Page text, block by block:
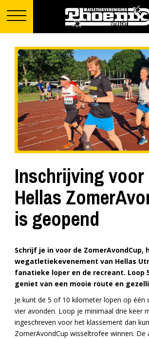
Inschrijving voor
Hellas
is geopend
Schrijf je in voor de ZomerAvondCup,
wegatletiekevenement van Hellas
fanatieke loper en de recreant. Loop
geniet van een mooie route en
Je kunt de 5 of 10 kilometer lopen op één
vier avonden. Loop je minimaal drie keer
ingeschreven voor het klassement dan
ZomerAvondCup wisseltrofee winnen. De